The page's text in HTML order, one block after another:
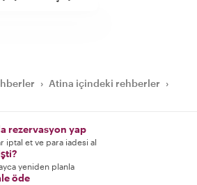
› Atina içindeki rehberler ›
rezervasyon yap
iptal et ve para iadesi al
yeniden planla
öde